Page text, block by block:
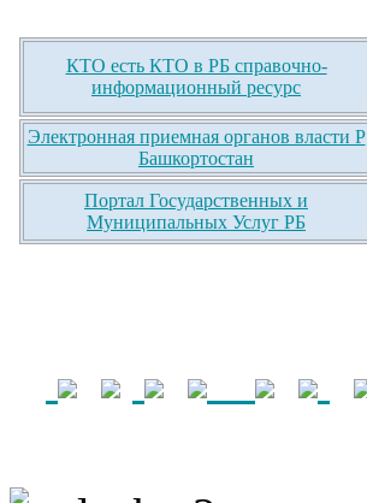
КТО есть КТО в РБ справочно-
информационный ресурс
Электронная приемная органов власти Р
Башкортостан
Портал Государственных и
Муниципальных Услуг РБ